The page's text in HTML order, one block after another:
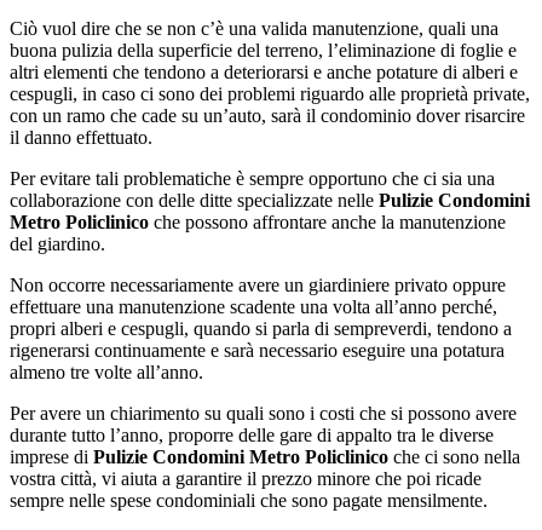
Ciò vuol dire che se non c’è una valida manutenzione, quali una
buona pulizia della superficie del terreno, l’eliminazione di foglie e
altri elementi che tendono a deteriorarsi e anche potature di alberi e
cespugli, in caso ci sono dei problemi riguardo alle proprietà private,
con un ramo che cade su un’auto, sarà il condominio dover risarcire
il danno effettuato.
Per evitare tali problematiche è sempre opportuno che ci sia una
collaborazione con delle ditte specializzate nelle Pulizie Condomini
Metro Policlinico che possono affrontare anche la manutenzione
del giardino.
Non occorre necessariamente avere un giardiniere privato oppure
effettuare una manutenzione scadente una volta all’anno perché,
propri alberi e cespugli, quando si parla di sempreverdi, tendono a
rigenerarsi continuamente e sarà necessario eseguire una potatura
almeno tre volte all’anno.
Per avere un chiarimento su quali sono i costi che si possono avere
durante tutto l’anno, proporre delle gare di appalto tra le diverse
imprese di Pulizie Condomini Metro Policlinico che ci sono nella
vostra città, vi aiuta a garantire il prezzo minore che poi ricade
sempre nelle spese condominiali che sono pagate mensilmente.